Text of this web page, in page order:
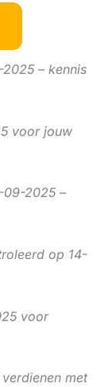
– kennis
voor jouw
09-2025 –
op 14-
voor
met